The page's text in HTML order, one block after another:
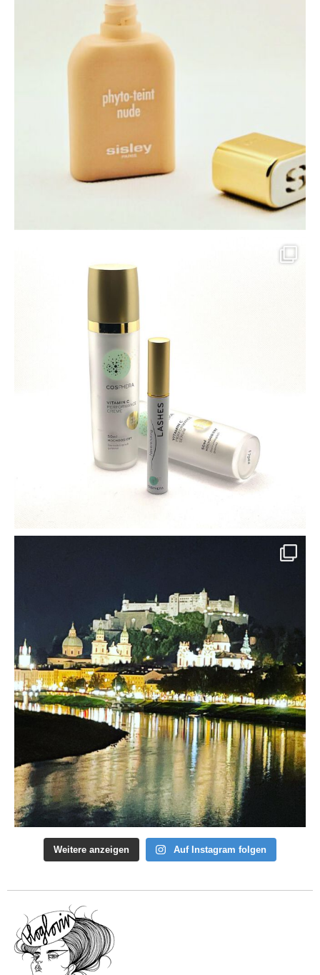
Weitere anzeigen Auf Instagram folgen